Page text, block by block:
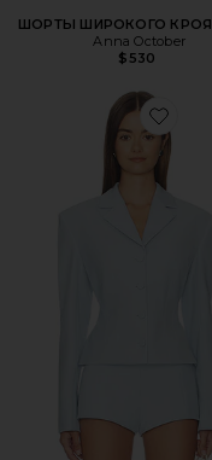
ШОРТЫ ШИРОКОГО КРОЯ
Anna October
$530